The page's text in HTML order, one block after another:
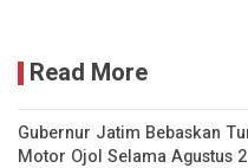
Read More
Gubernur Jatim Bebaskan
Motor Ojol Selama Agustus